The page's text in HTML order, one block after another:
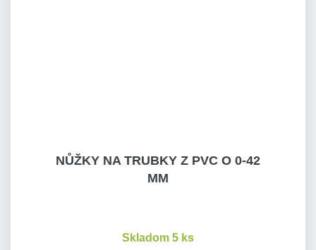
NŮŽKY NA TRUBKY Z PVC O 0-42
MM
Skladom 5 ks